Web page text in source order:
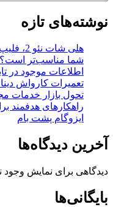
نوشته‌های تازه
شما مناسب‌تر است؟
اطلاعات موجود در
تعمیرات کارواش
تحول بازار خدمات
راهکارهای هدفمند
ایزوگام پشت بام
آخرین دیدگاه‌ها
دیدگاهی برای نمایش وجود
بایگانی‌ها